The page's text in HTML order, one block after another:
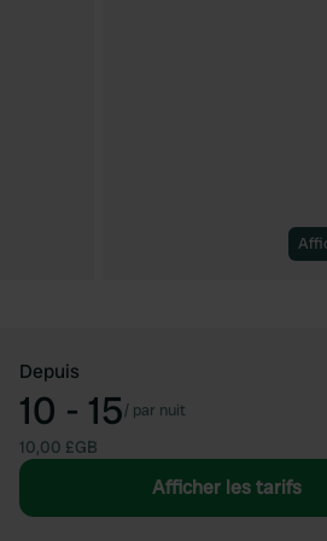
Depuis
10 - 15/ par nuit
10,00 £GB
Afficher les tarifs